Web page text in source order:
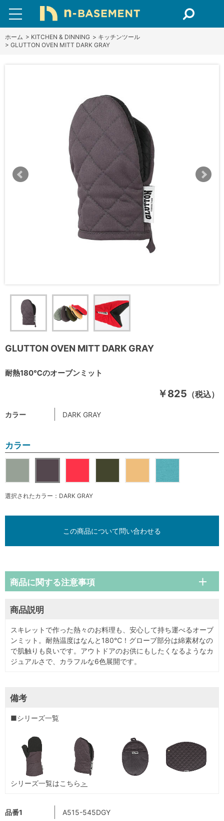
ホーム > KITCHEN & DINNING > キッチンツール
> GLUTTON OVEN MITT DARK GRAY
GLUTTON OVEN MITT DARK GRAY
耐熱180℃のオーブンミット
￥825 （税込）
品番1 A515-545DGY
カラー DARK GRAY
カラー
選択されたカラー：DARK GRAY
この商品について問い合わせる
商品説明
スキレットで作った熱々のお料理も、安心して持ち運べるオーブ
ンミット。耐熱温度はなんと180℃！グローブ部分は綿素材なの
で肌触りも良いです。アウトドアのお供にもしたくなるようなカ
ジュアルさで、カラフルな6色展開です。
商品に関する注意事項
備考
■シリーズ一覧
シリーズ一覧はこちら ＞